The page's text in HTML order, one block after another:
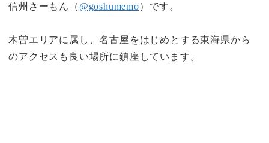
信州さーもん（ @goshumemo）です。
木曽エリアに属し、名古屋をはじめとする東海県から
のアクセスも良い場所に鎮座しています。